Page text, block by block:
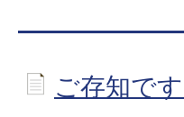
ご存知で